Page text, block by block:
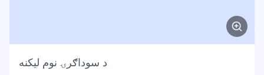
د سوداګرۍ نوم لیکنه